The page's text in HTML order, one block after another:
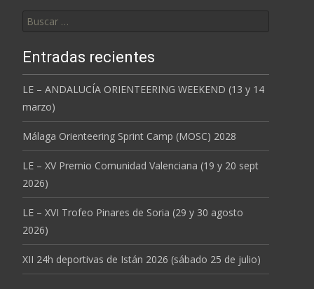
Entradas recientes
LE – ANDALUCÍA ORIENTEERING WEEKEND (13 y 14
marzo)
Málaga Orienteering Sprint Camp (MOSC) 2028
LE – XV Premio Comunidad Valenciana (19 y 20 sept
2026)
LE – XVI Trofeo Pinares de Soria (29 y 30 agosto
2026)
XII 24h deportivas de Istán 2026 (sábado 25 de julio)